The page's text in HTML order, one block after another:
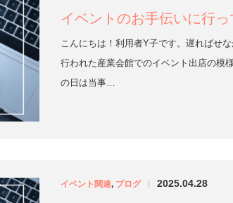
イベントのお手伝いに行っ
こんにちは！利用者Y子です。遅ればせ
行われた産業会館でのイベント出店の模
の日は当事…
イベント関連, ブログ | 2025.04.28